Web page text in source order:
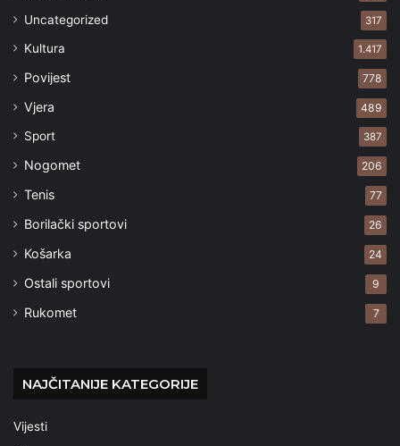
Uncategorized 317
Kultura 1.417
Povijest 778
Vjera 489
Sport 387
Nogomet 206
Tenis 77
Borilački sportovi 26
Košarka 24
Ostali sportovi 9
Rukomet 7
NAJČITANIJE KATEGORIJE
Vijesti